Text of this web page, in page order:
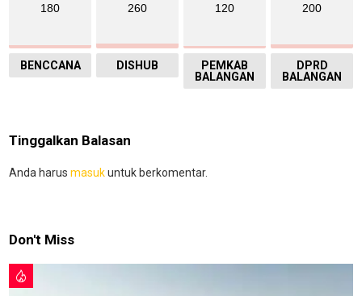
180
BENCCANA
260
DISHUB
120
PEMKAB
BALANGAN
200
DPRD
BALANGAN
Tinggalkan Balasan
Anda harus masukuntuk berkomentar.
Don't Miss